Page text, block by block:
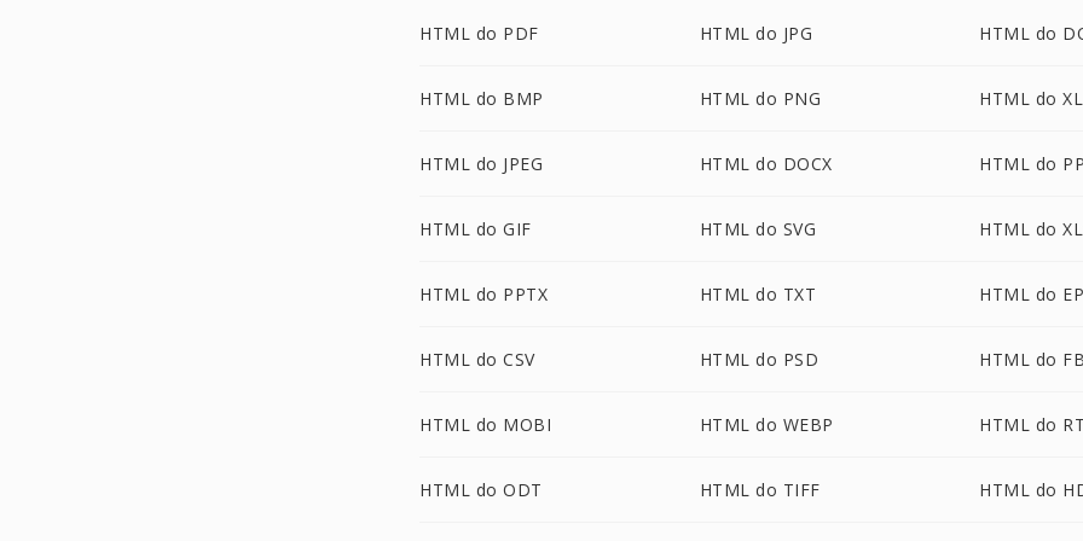
HTML do PDF HTML do JPG HTML do
HTML do BMP HTML do PNG HTML do
HTML do JPEG HTML do DOCX HTML do
HTML do GIF HTML do SVG HTML do
HTML do PPTX HTML do TXT HTML do
HTML do CSV HTML do PSD HTML do
HTML do MOBI HTML do WEBP HTML do
HTML do ODT HTML do TIFF HTML do